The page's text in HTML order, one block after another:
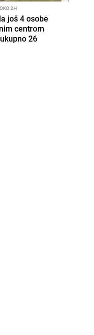
2H
još 4 osobe
centrom
26